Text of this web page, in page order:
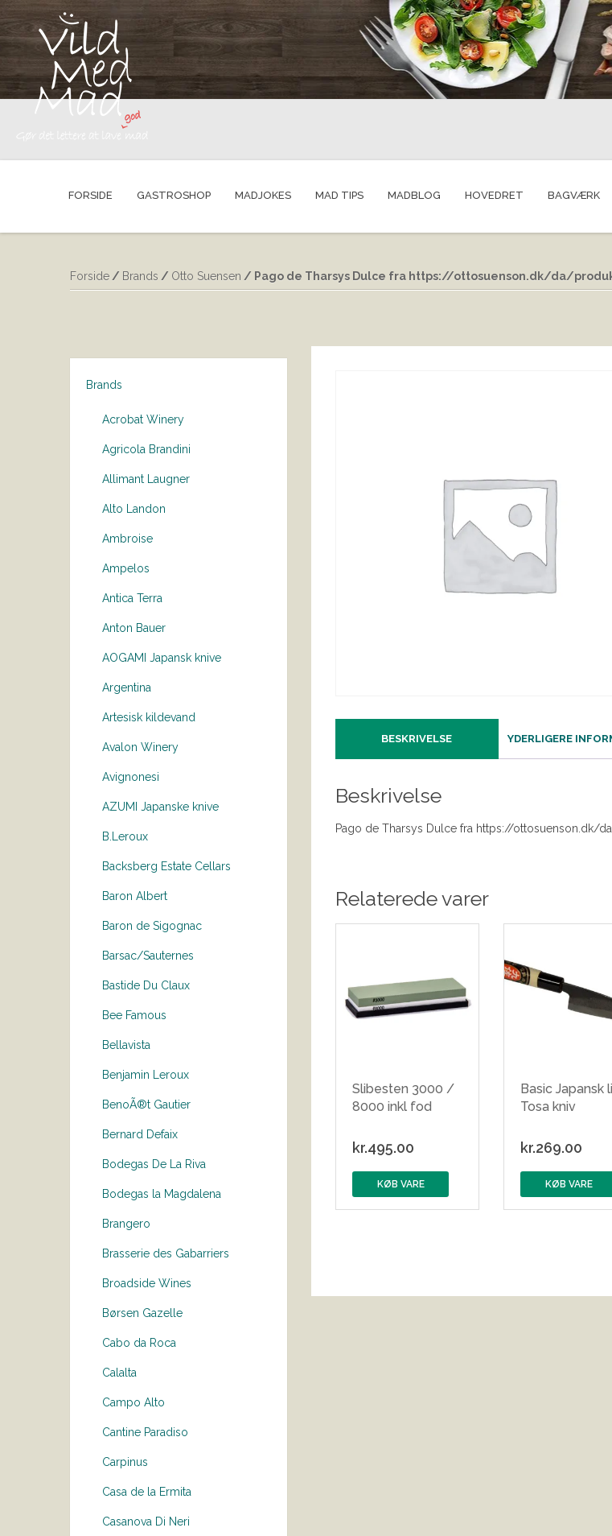
FORSIDE GASTROSHOP MADJOKES MAD TIPS MADBLOG HOVEDRET BAGVÆRK
Forside / Brands / Otto Suensen / Pago de Tharsys Dulce fra https://ottosuenson.dk/da/
Brands
Acrobat Winery
Agricola Brandini
Allimant Laugner
Alto Landon
Ambroise
Ampelos
Antica Terra
Anton Bauer
AOGAMI Japansk knive
Argentina
Artesisk kildevand
Avalon Winery
Avignonesi
AZUMI Japanske knive
B.Leroux
Backsberg Estate Cellars
Baron Albert
Baron de Sigognac
Barsac/Sauternes
Bastide Du Claux
Bee Famous
Bellavista
Benjamin Leroux
BenoÃ®t Gautier
Bernard Defaix
Bodegas De La Riva
Bodegas la Magdalena
Brangero
Brasserie des Gabarriers
Broadside Wines
Børsen Gazelle
Cabo da Roca
Calalta
Campo Alto
Cantine Paradiso
Carpinus
Casa de la Ermita
Casanova Di Neri
BESKRIVELSE YDERLIGERE
Beskrivelse
Pago de Tharsys Dulce fra https://
Relaterede varer
Slibesten 3000 /
8000 inkl fod
kr.495.00
KØB VARE
Basic Japansk
Tosa kniv
kr.269.00
KØB VARE